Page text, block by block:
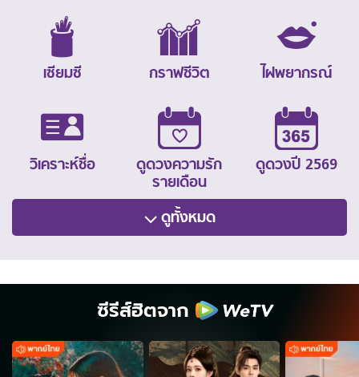
เซียมซี กราฟชีวิต ไฝพยากรณ์
วิเคราะห์ชื่อ
ดูดวงความรัก
รายเดือน
ดูดวงปี 2569
ดูทั้งหมด
ซีรีส์ฮิตจาก